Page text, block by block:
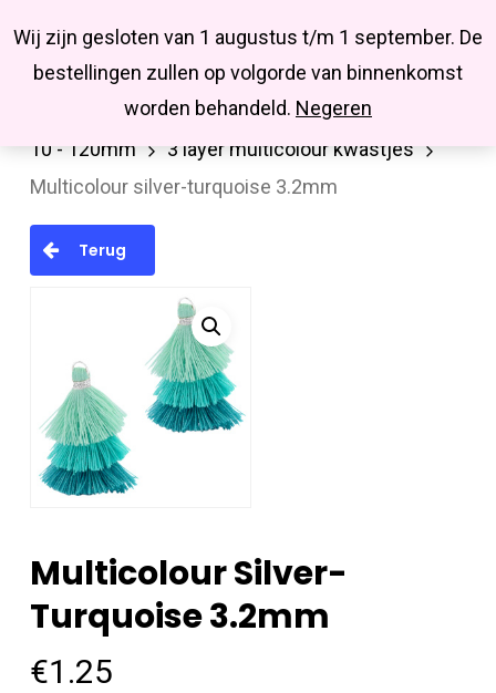
Wij zijn gesloten van 1 augustus t/m 1 september. De
bestellingen zullen op volgorde van binnenkomst
worden behandeld. Negeren
main
Missbluesieraden
searchaccount
Hanger/bedel/tussenstuk
10 - 120mm
3 layer multicolour kwastjes
Multicolour silver-turquoise 3.2mm
Terug
Multicolour Silver-
Turquoise 3.2mm
€1.25
Close